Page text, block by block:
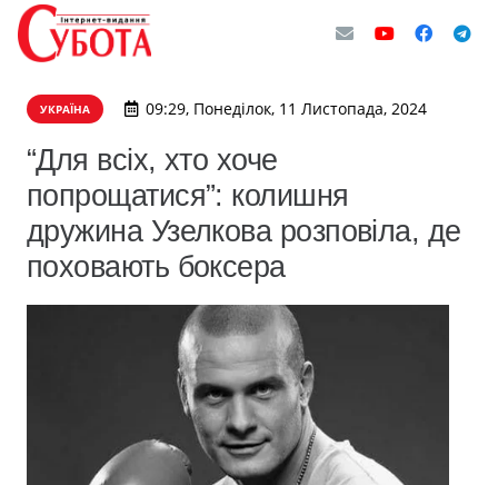
УКРАЇНА 09:29, Понеділок, 11 Листопада, 2024
“Для всіх, хто хоче
попрощатися”: колишня
дружина Узелкова розповіла, де
поховають боксера